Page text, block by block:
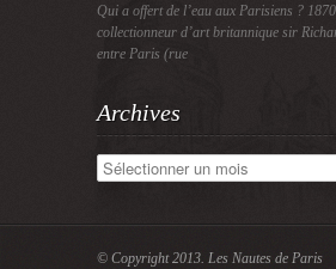
Qui a offert de l’eau aux Parisiens ?
collectionneur d’art britannique sir
entre Paris (rue
Archives
Archives
© Copyright 2013. Les Nautes de Paris